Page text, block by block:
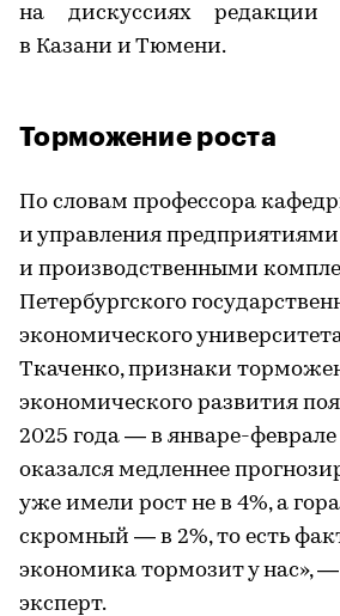
на дискуссиях редакции
в Казани и Тюмени.
Торможение роста
По словам профессора
и управления предприятиями
и производственными
Петербургского
экономического
Ткаченко, признаки
экономического развития
2025 года — в январе-
оказался медленнее
уже имели рост не в 4%, а
скромный — в 2%, то есть
экономика тормозит у нас»,
эксперт.